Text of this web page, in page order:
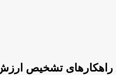
راهکارهای تشخیص